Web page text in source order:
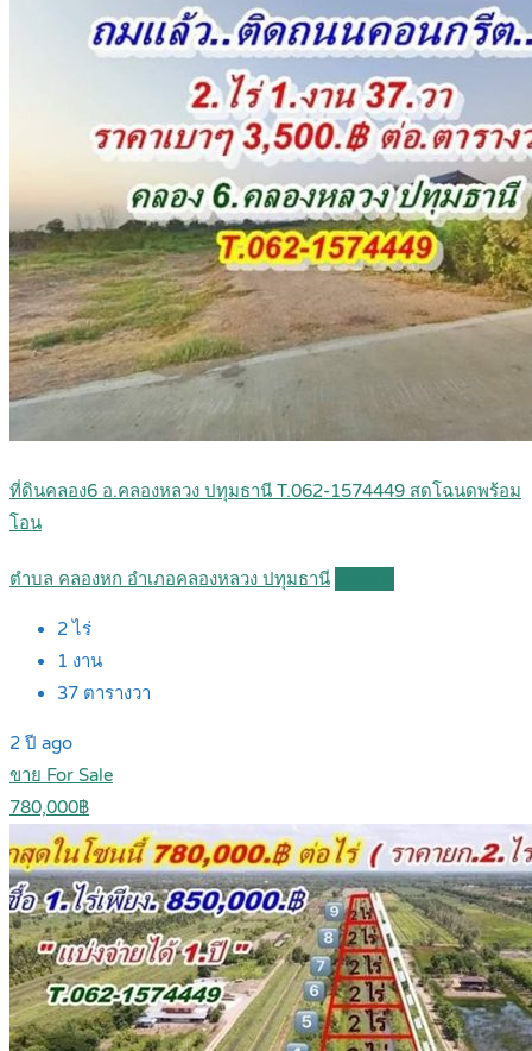
ที่ดินคลอง6 อ.คลองหลวง ปทุมธานี T.062-1574449 สดโฉนดพร้อม
โอน
ตำบล คลองหก อำเภอคลองหลวง ปทุมธานี
2ไร่
1 งาน
37 ตารางวา
2 ปี ago
ขาย For Sale
780,000฿